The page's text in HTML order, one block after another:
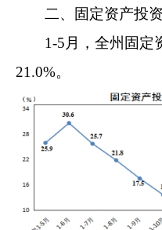
二、固定资产投
1-5 月 ，全州固
21.0%。